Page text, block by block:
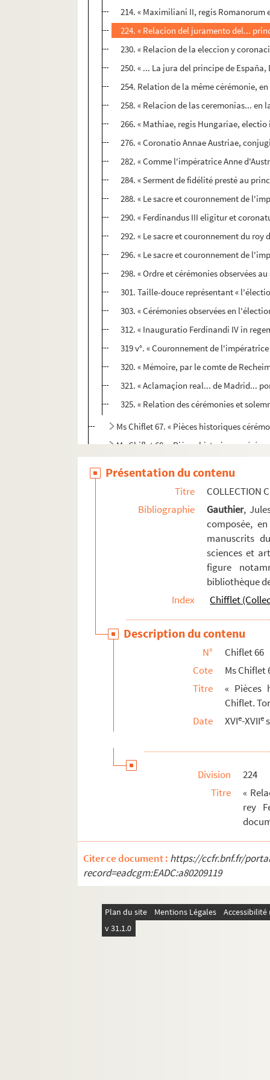
214. « Maximiliani II, regis
224. « Relacion del juramento del...
230. « Relacion de la eleccion y
250. « ... La jura del principe de España,
254. Relation de la même cérémonie,
258. « Relacion de las ceremonias...
266. « Mathiae, regis Hungariae,
276. « Coronatio Annae Austriae,
282. « Comme l'impératrice Anne
284. « Serment de fidélité presté au
288. « Le sacre et couronnement de
290. « Ferdinandus III eligitur et
292. « Le sacre et couronnement du
296. « Le sacre et couronnement de
298. « Ordre et cérémonies observées
301. Taille-douce représentant «
303. « Cérémonies observées en
312. « Inauguratio Ferdinandi IV in
319 v°. « Couronnement de
320. « Mémoire, par le comte de
321. « Aclamaçion real... de Madrid...
325. « Relation des cérémonies et
Ms Chiflet 67. « Pièces historiques
Ms Chiflet 68. « Pièces historiques
Présentation du contenu
Titre
COLLECTION
Bibliographie
Gauthier,
composée,
manuscrits
sciences et
figure
bibliothèque
Index
Chifflet
Description du contenu
N°
Chiflet 66
Cote
Ms Chiflet
Titre
« Pièces
Chiflet.
Date
XVIe-XVIIe
Division
224
Titre
«
rey
Citer ce document : https://ccfr.bnf.fr/
record=eadcgm:EADC:a80209119
Plan du site Mentions Légales
v 31.1.0